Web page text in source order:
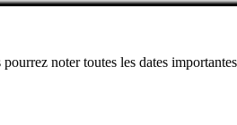
pourrez noter toutes les dates